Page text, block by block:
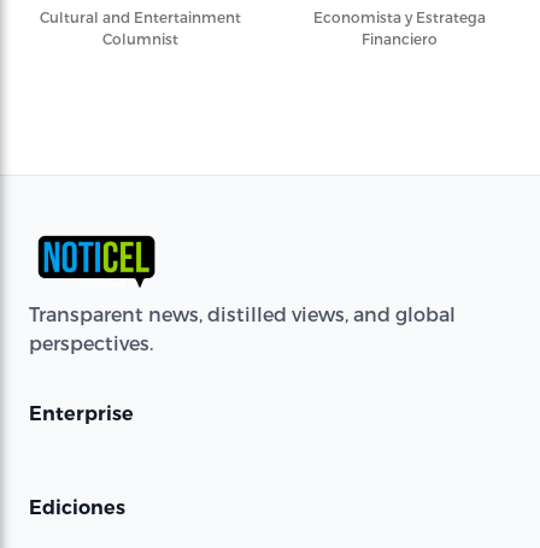
Cultural and Entertainment
Columnist
Economista y Estratega
Financiero
Transparent news, distilled views, and global
perspectives.
Enterprise
Ediciones